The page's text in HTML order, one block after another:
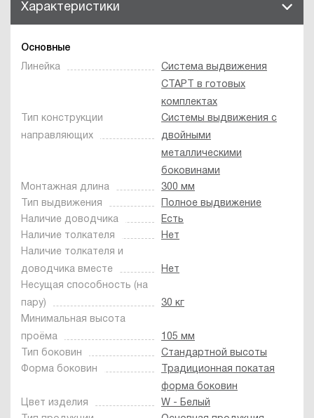
Характеристики
Основные
Линейка
Система выдвижения
СТАРТ в готовых
комплектах
Тип конструкции
направляющих
Системы выдвижения с
двойными
металлическими
боковинами
Монтажная длина
300 мм
Тип выдвижения
Полное выдвижение
Наличие доводчика
Есть
Наличие толкателя
Нет
Наличие толкателя и
доводчика вместе
Нет
Несущая способность (на
пару)
30 кг
Минимальная высота
проёма
105 мм
Тип боковин
Стандартной высоты
Форма боковин
Традиционная покатая
форма боковин
Цвет изделия
W - Белый